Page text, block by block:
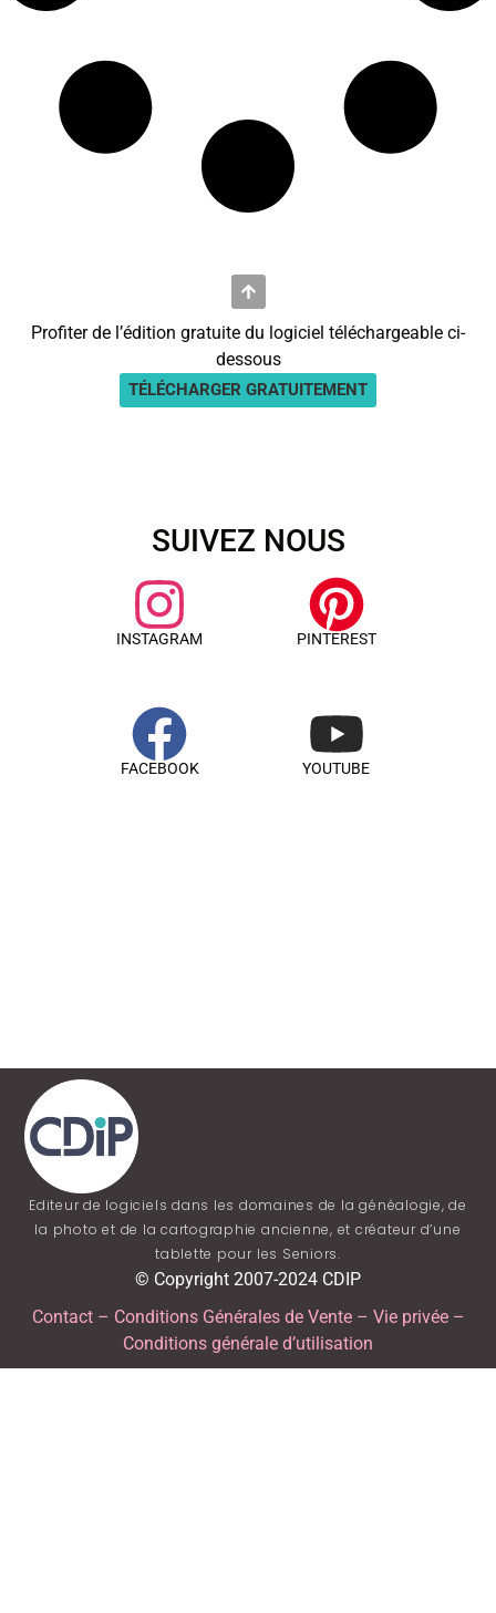
Profiter de l’édition gratuite du logiciel téléchargeable ci-
dessous
TÉLÉCHARGER GRATUITEMENT
SUIVEZ NOUS
INSTAGRAM
FACEBOOK
PINTEREST
YOUTUBE
Editeur de logiciels dans les domaines de la généalogie, de
la photo et de la cartographie ancienne, et créateur d’une
tablette pour les Seniors.
© Copyright 2007-2024 CDIP
Contact– Conditions Générales de Vente– Vie privée–
Conditions générale d’utilisation